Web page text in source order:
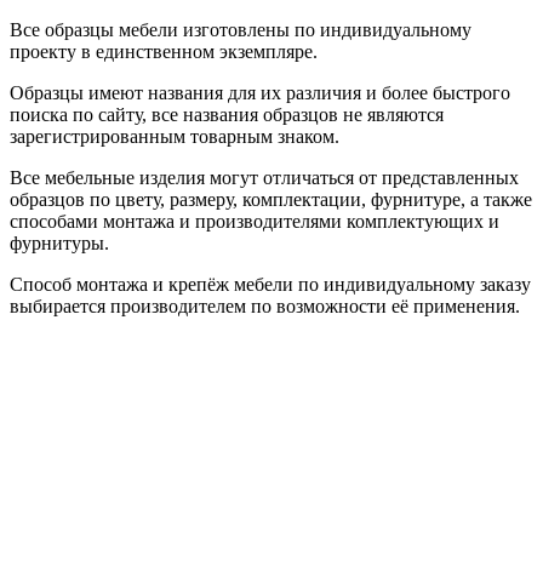
Все образцы мебели изготовлены по индивидуальному
проекту в единственном экземпляре.
Образцы имеют названия для их различия и более быстрого
поиска по сайту, все названия образцов не являются
зарегистрированным товарным знаком.
Все мебельные изделия могут отличаться от представленных
образцов по цвету, размеру, комплектации, фурнитуре, а также
способами монтажа и производителями комплектующих и
фурнитуры.
Способ монтажа и крепёж мебели по индивидуальному заказу
выбирается производителем по возможности её применения.